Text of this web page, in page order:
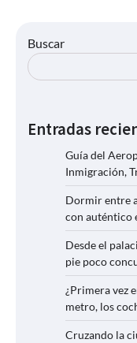
Buscar
Entradas
Guía del
Inmigración,
Dormir entre
con auténtico
Desde el
pie poco
¿Primera vez
metro, los
Cruzando la